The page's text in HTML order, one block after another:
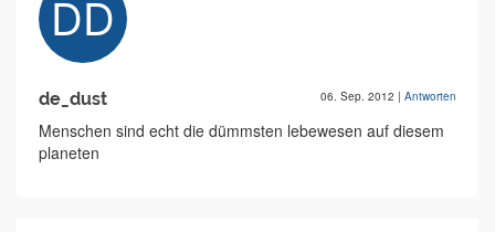
de_dust 06. Sep. 2012 | Antworten
Menschen sind echt die dümmsten lebewesen auf diesem
planeten